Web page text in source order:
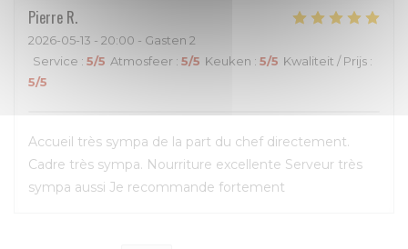
Pierre R
2026-05-13 - 20:00 - Gasten 2
Service : 5/5 Atmosfeer : 5/5 Keuken : 5/5 Kwaliteit / Prijs :
5/5
Accueil très sympa de la part du chef directement.
Cadre très sympa. Nourriture excellente Serveur très
sympa aussi Je recommande fortement